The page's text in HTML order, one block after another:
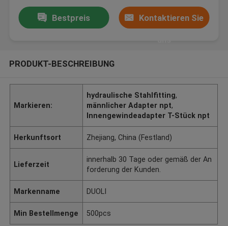
Bestpreis Kontaktieren Sie
PRODUKT-BESCHREIBUNG
Markieren:
hydraulische Stahlfitting,
männlicher Adapter npt,
Innengewindeadapter T-Stück npt
Herkunftsort Zhejiang, China (Festland)
Lieferzeit
innerhalb 30 Tage oder gemäß der An
forderung der Kunden.
Markenname DUOLI
Min Bestellmenge 500pcs